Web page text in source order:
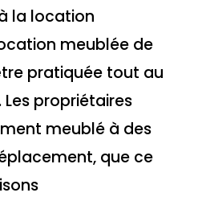
la location
meublée de
pratiquée tout au
Les propriétaires
meublé à des
que ce